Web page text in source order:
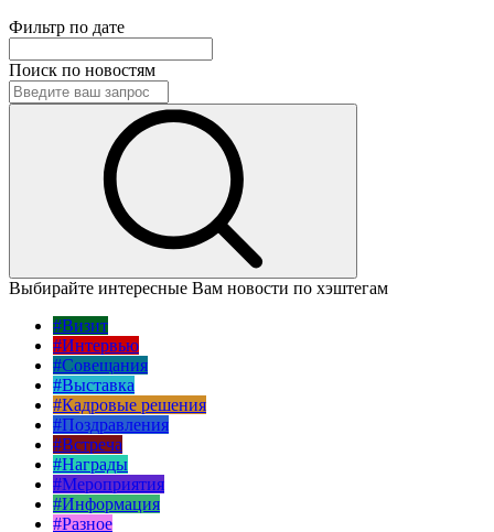
Фильтр по дате
Поиск по новостям
Выбирайте интересные Вам новости по хэштегам
#Визит
#Интервью
#Совещания
#Выставка
#Кадровые решения
#Поздравления
#Встреча
#Награды
#Мероприятия
#Информация
#Разное